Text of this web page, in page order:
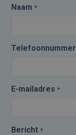
Naam *
Telefoonnummer
E-mailadres *
Bericht *